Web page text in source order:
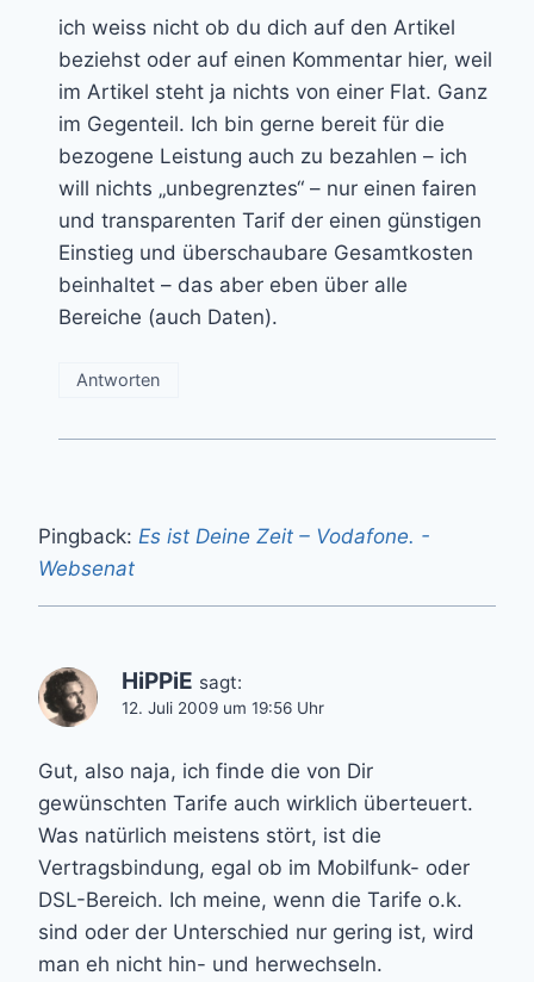
ich weiss nicht ob du dich auf den Artikel
beziehst oder auf einen Kommentar hier, weil
im Artikel steht ja nichts von einer Flat. Ganz
im Gegenteil. Ich bin gerne bereit für die
bezogene Leistung auch zu bezahlen – ich
will nichts „unbegrenztes“ – nur einen fairen
und transparenten Tarif der einen günstigen
Einstieg und überschaubare Gesamtkosten
beinhaltet – das aber eben über alle
Bereiche (auch Daten).
Antworten
Pingback: Es ist Deine Zeit – Vodafone. -
Websenat
HiPPiE sagt:
12. Juli 2009 um 19:56 Uhr
Gut, also naja, ich finde die von Dir
gewünschten Tarife auch wirklich überteuert.
Was natürlich meistens stört, ist die
Vertragsbindung, egal ob im Mobilfunk- oder
DSL-Bereich. Ich meine, wenn die Tarife o.k.
sind oder der Unterschied nur gering ist, wird
man eh nicht hin- und herwechseln.